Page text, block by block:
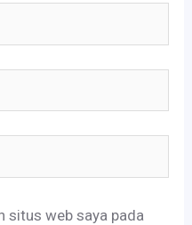
situs web saya pada